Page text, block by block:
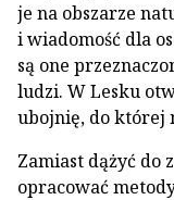
je na obszarze
i wiadomość dla
są one
ludzi. W Lesku
ubojnię, do której
Zamiast dążyć do
opracować